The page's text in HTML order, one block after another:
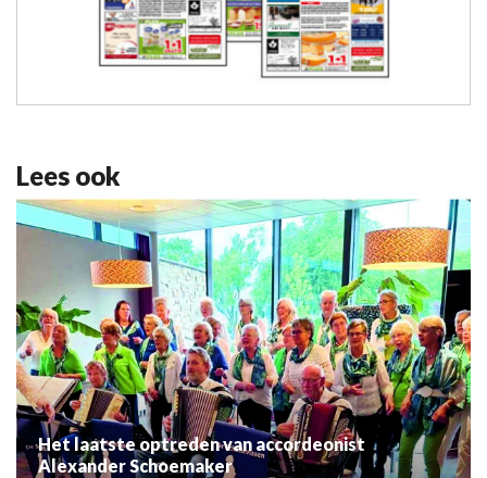
Lees ook
Het laatste optreden van accordeonist
Alexander Schoemaker